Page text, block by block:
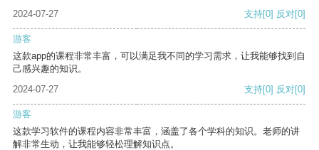
2024-07-27
支持[0] 反对[0]
游客
这款app的课程非常丰富，可以满足我不同的学习需求，让我能够找到自
己感兴趣的知识。
2024-07-27
支持[0] 反对[0]
游客
这款学习软件的课程内容非常丰富，涵盖了各个学科的知识。老师的讲
解非常生动，让我能够轻松理解知识点。